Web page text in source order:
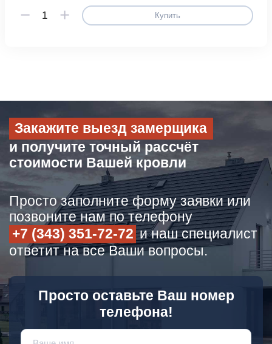
Купить
Закажите выезд замерщика
и получите точный рассчёт
стоимости Вашей кровли
Просто заполните форму заявки или
позвоните нам по телефону
+7 (343) 351-72-72 и наш специалист
ответит на все Ваши вопросы.
Просто оставьте Ваш номер
телефона!